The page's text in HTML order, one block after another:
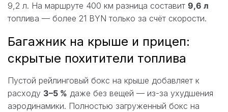
9,2 л. На маршруте 400 км разница составит 9,6 л
топлива — более 21 BYN только за счёт скорости.
Багажник на крыше и прицеп:
скрытые похитители топлива
Пустой рейлинговый бокс на крыше добавляет к
расходу 3–5 % даже без вещей — из-за ухудшения
аэродинамики. Полностью загруженный бокс на